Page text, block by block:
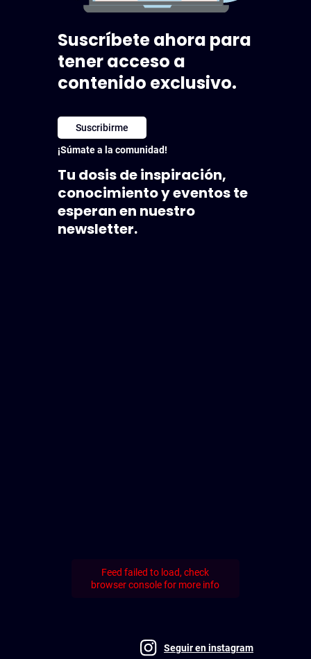
Suscríbete ahora para
tener acceso a
contenido exclusivo.
Suscribirme
¡Súmate a la comunidad!
Tu dosis de inspiración,
conocimiento y eventos te
esperan en nuestro
newsletter.
Feed failed to load, check
browser console for more info
Seguir en instagram